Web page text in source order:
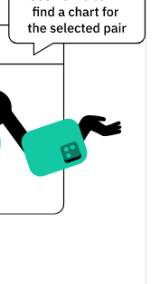
$0.0018706054 /
$0.0018775957
$18,090.112